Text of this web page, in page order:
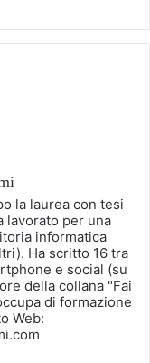
la laurea con tesi
lavorato per una
informatica
Ha scritto 16 tra
e social (su
della collana "Fai
di formazione
Web: